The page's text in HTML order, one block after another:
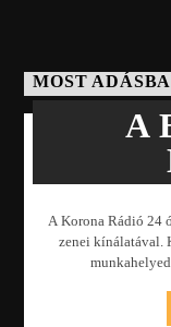
MOST
A
A Korona Rádió 24
zenei kínálatával.